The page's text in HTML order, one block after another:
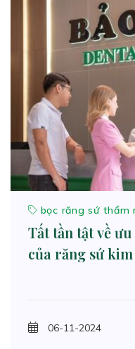
bọc răng sứ thẩm
Tất tần tật về
của răng sứ
06-11-2024